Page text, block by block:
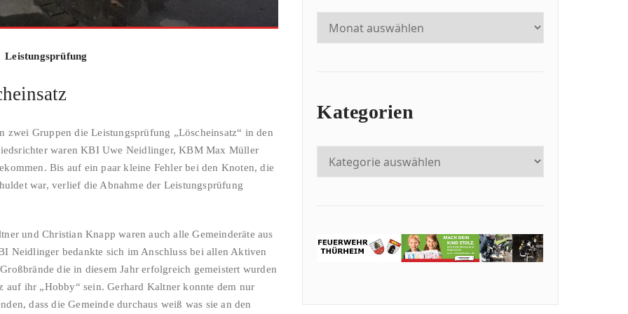
Leistungsprüfung
zwei Gruppen die Leistungsprüfung „Löscheinsatz“ in den
waren KBI Uwe Neidlinger, KBM Max Müller
Bis auf ein paar kleine Fehler bei den Knoten, die
war, verlief die Abnahme der Leistungsprüfung
und Christian Knapp waren auch alle Gemeinderäte aus
Neidlinger bedankte sich im Anschluss bei allen Aktiven
die in diesem Jahr erfolgreich gemeistert wurden
auf ihr „Hobby“ sein. Gerhard Kaltner konnte dem nur
dass die Gemeinde durchaus weiß was sie an den
Kategorien